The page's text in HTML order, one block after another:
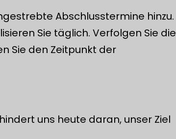
Abschlusstermine hinzu.
Sie täglich. Verfolgen Sie die
Sie den Zeitpunkt der
uns heute daran, unser Ziel